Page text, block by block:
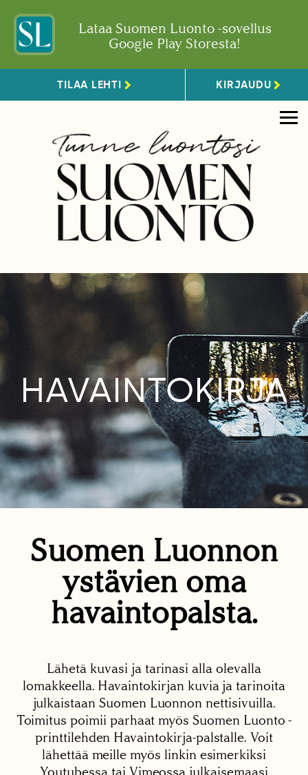
Lataa Suomen Luonto -sovellus
Google Play Storesta!
TILAA LEHTI KIRJAUDU
HAVAINTOKIRJA
Suomen Luonnon
ystävien oma
havaintopalsta.
Lähetä kuvasi ja tarinasi alla olevalla
lomakkeella. Havaintokirjan kuvia ja tarinoita
julkaistaan Suomen Luonnon nettisivuilla.
Toimitus poimii parhaat myös Suomen Luonto -
printtilehden Havaintokirja-palstalle. Voit
lähettää meille myös linkin esimerkiksi